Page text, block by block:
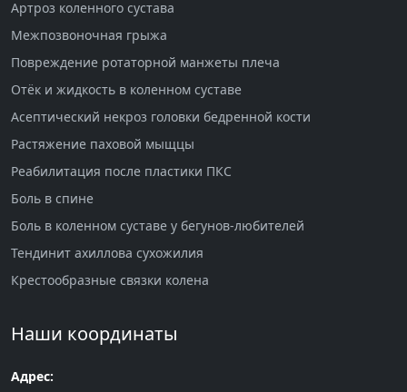
Артроз коленного сустава
Межпозвоночная грыжа
Повреждение ротаторной манжеты плеча
Отёк и жидкость в коленном суставе
Асептический некроз головки бедренной кости
Растяжение паховой мыщцы
Реабилитация после пластики ПКС
Боль в спине
Боль в коленном суставе у бегунов-любителей
Тендинит ахиллова сухожилия
Крестообразные связки колена
Наши координаты
Адрес: